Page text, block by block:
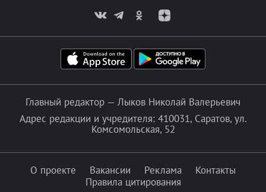
Главный редактор — Лыков Николай Валерьевич
Адрес редакции и учредителя: 410031, Саратов, ул.
Комсомольская, 52
О проекте Вакансии Реклама
Контакты
Правила цитирования